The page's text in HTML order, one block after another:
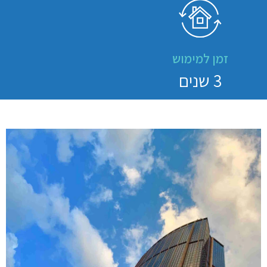
זמן למימוש
3 שנים